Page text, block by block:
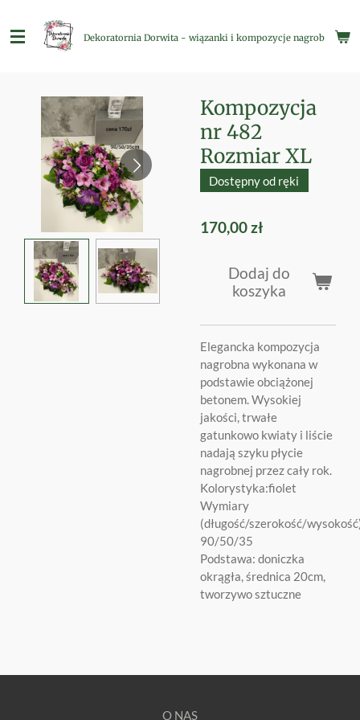
do
głównej
Dekoratornia Dorwita - wiązanki i kompozycje nagrobne
Kompozycja
nr 482
Rozmiar XL
Dostępny od ręki
170,00 zł
Dodaj do
koszyka
Elegancka kompozycja
nagrobna wykonana w
podstawie obciążonej
betonem. Wysokiej
jakości, trwałe
gatunkowo kwiaty i liście
nadają szyku płycie
nagrobnej przez cały rok.
Kolorystyka:fiolet
Wymiary
(długość/szerokość/
90/50/35
Podstawa: doniczka
okrągła, średnica 20cm,
tworzywo sztuczne
O NAS